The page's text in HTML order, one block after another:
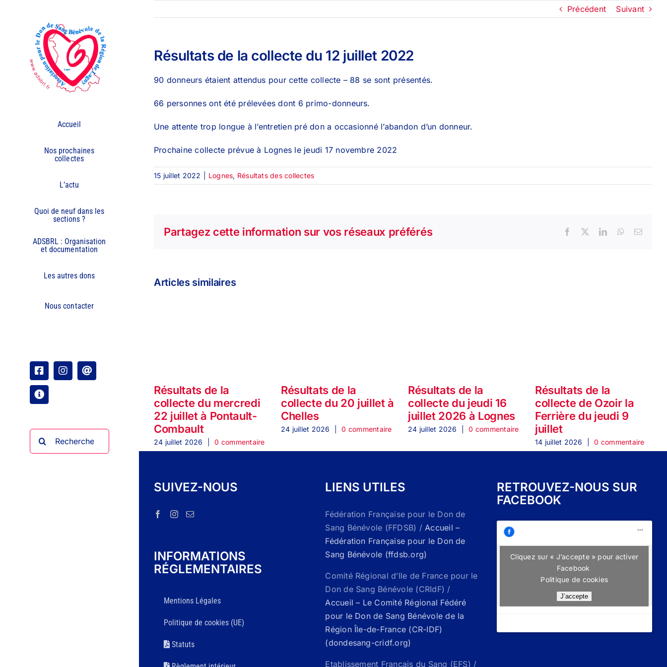
Accueil
Nos prochaines
collectes
L’actu
Quoi de neuf dans les
sections ?
ADSBRL : Organisation
et documentation
Les autres dons
Nous contacter
FacebookInstagram
Email
Organisation
Précédent Suivant
Résultats de la collecte du 12 juillet 2022
90 donneurs étaient attendus pour cette collecte – 88 se sont présentés.
66 personnes ont été prélevées dont 6 primo-donneurs.
Une attente trop longue à l’entretien pré don a occasionné l’abandon d’un donneur.
Prochaine collecte prévue à Lognes le jeudi 17 novembre 2022
15 juillet 2022 Lognes, Résultats des collectes
Partagez cette information sur vos réseaux préférés Facebook LinkedInWhatsApp
Email
Articles similaires
Résultats de la
collecte du mercredi
22 juillet à Pontault-
Combault
24 juillet 2026 0 commentaire
Résultats de la
collecte du 20 juillet à
Chelles
24 juillet 2026 0 commentaire
Résultats de la
collecte du jeudi 16
juillet 2026 à Lognes
24 juillet 2026 0 commentaire
Résultats de la
collecte de Ozoir la
Ferrière du jeudi 9
juillet
14 juillet 2026 0 commentaire
SUIVEZ-NOUS
INFORMATIONS
RÉGLEMENTAIRES
Mentions Légales
Politique de cookies (UE)
Statuts
LIENS UTILES
Fédération Française pour le Don de
Sang Bénévole (FFDSB) / Accueil –
Fédération Française pour le Don de
Sang Bénévole (ffdsb.org)
Comité Régional d’Ile de France pour le
Don de Sang Bénévole (CRIdF) /
Accueil – Le Comité Régional Fédéré
pour le Don de Sang Bénévole de la
Région Île-de-France (CR-IDF)
(dondesang-cridf.org)
Etablissement Français du Sang (EFS) /
RETROUVEZ-NOUS SUR
FACEBOOK
Cliquez sur « J’accepte » pour activer
Facebook
Politique de cookies
J’accepte